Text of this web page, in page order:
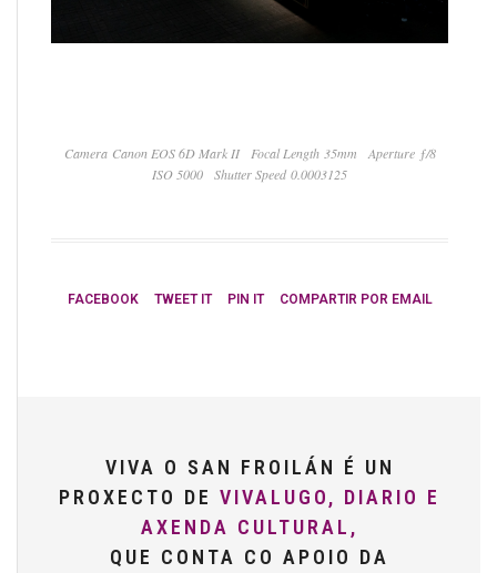
Camera Canon EOS 6D Mark II Focal Length 35mm
Aperture ƒ/8
ISO 5000
Shutter Speed 0.0003125
FACEBOOK TWEET IT PIN IT COMPARTIR POR EMAIL
VIVA O SAN FROILÁN É UN
PROXECTO DE VIVALUGO, DIARIO E
AXENDA CULTURAL,
QUE CONTA CO APOIO DA